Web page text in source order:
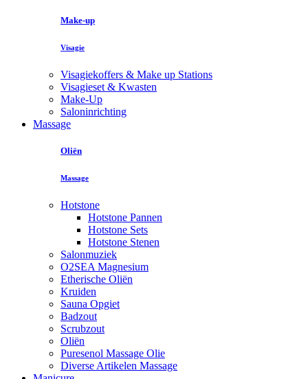
Make-up
Visagie
Visagiekoffers & Make up Stations
Visagieset & Kwasten
Make-Up
Saloninrichting
Massage
Oliën
Massage
Hotstone
Hotstone Pannen
Hotstone Sets
Hotstone Stenen
Salonmuziek
O2SEA Magnesium
Etherische Oliën
Kruiden
Sauna Opgiet
Badzout
Scrubzout
Oliën
Puresenol Massage Olie
Diverse Artikelen Massage